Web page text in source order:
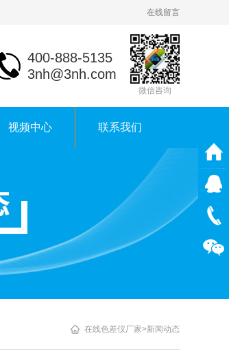
在线留言
微信咨询
400-888-5135
3nh@3nh.com
视频中心 联系我们
在线色差仪厂家>新闻动态